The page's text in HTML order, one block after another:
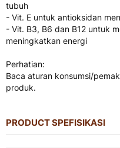
tubuh
- Vit. E untuk antioksidan
- Vit. B3, B6 dan B12 untuk
meningkatkan energi
Perhatian:
Baca aturan konsumsi/
produk.
PRODUCT SPEFISIKASI